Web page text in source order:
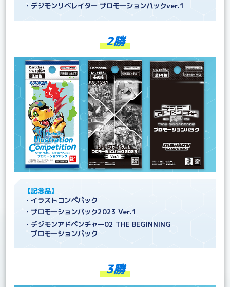
・デジモンリベレイター プロモーションパックver.1
2勝
【記念品】
・イラストコンペパック
・プロモーションパック2023 Ver.1
・デジモンアドベンチャー02 THE BEGINNING
プロモーションパック
3勝